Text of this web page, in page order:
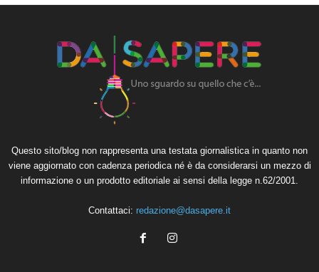
Questo sito/blog non rappresenta una testata giornalistica in quanto non
viene aggiornato con cadenza periodica né è da considerarsi un mezzo di
informazione o un prodotto editoriale ai sensi della legge n.62/2001.
Contattaci: redazione@dasapere.it